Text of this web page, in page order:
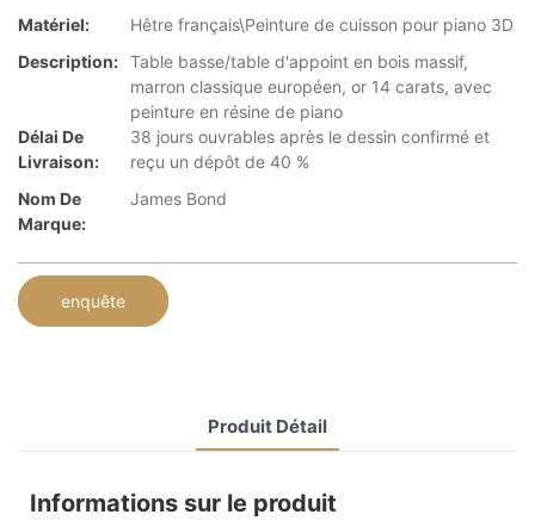
Matériel:
Hêtre français\Peinture de cuisson pour piano 3D
Description: Table basse/table d'appoint en bois massif,
marron classique européen, or 14 carats, avec
peinture en résine de piano
Délai De
Livraison:
38 jours ouvrables après le dessin confirmé et
reçu un dépôt de 40 %
Nom De
Marque:
James Bond
enquête
Produit Détail
Informations sur le produit